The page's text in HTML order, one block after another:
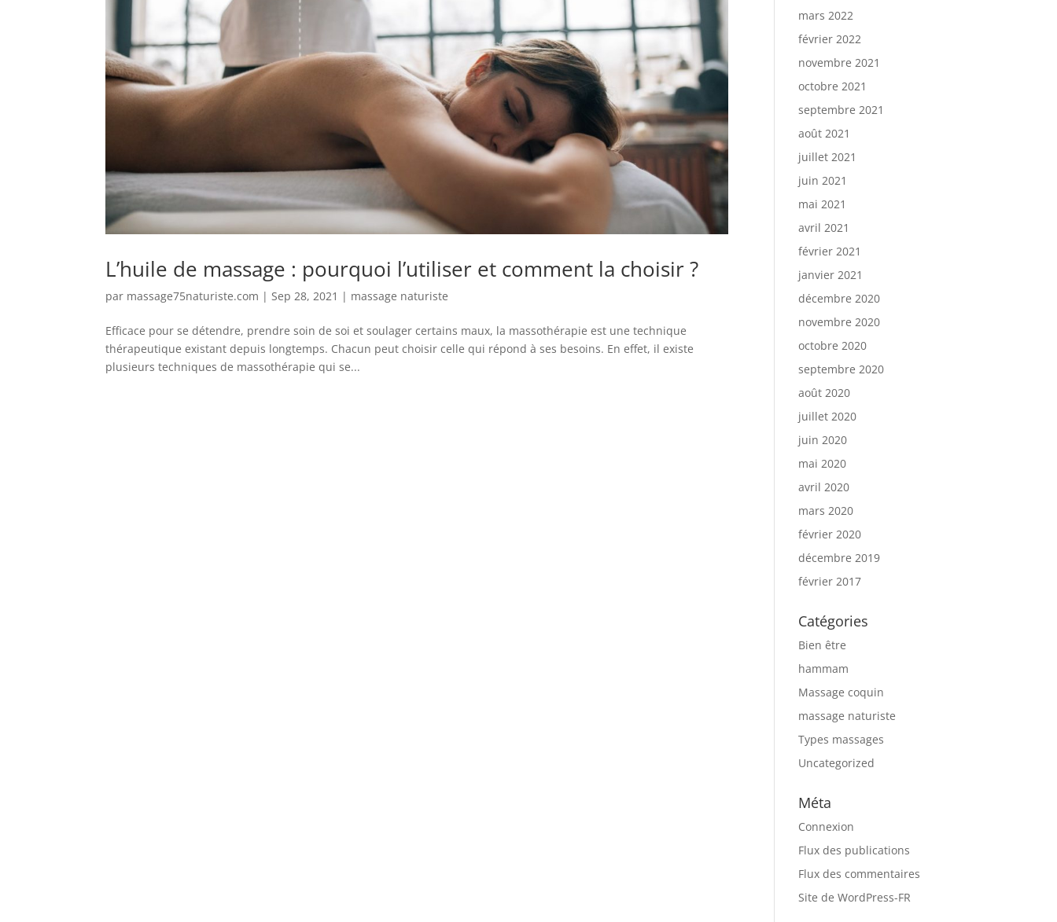
L’huile de massage : pourquoi l’utiliser et comment la choisir ?
par massage75naturiste.com | Sep 28, 2021 | massage naturiste
Efficace pour se détendre, prendre soin de soi et soulager certains maux, la massothérapie est une technique
thérapeutique existant depuis longtemps. Chacun peut choisir celle qui répond à ses besoins. En effet, il existe
plusieurs techniques de massothérapie qui se...
mars 2022
février 2022
novembre 2021
octobre 2021
septembre 2021
août 2021
juillet 2021
juin 2021
mai 2021
avril 2021
février 2021
janvier 2021
décembre 2020
novembre 2020
octobre 2020
septembre 2020
août 2020
juillet 2020
juin 2020
mai 2020
avril 2020
mars 2020
février 2020
décembre 2019
février 2017
Catégories
Bien être
hammam
Massage coquin
massage naturiste
Types massages
Uncategorized
Méta
Connexion
Flux des publications
Flux des commentaires
Site de WordPress-FR